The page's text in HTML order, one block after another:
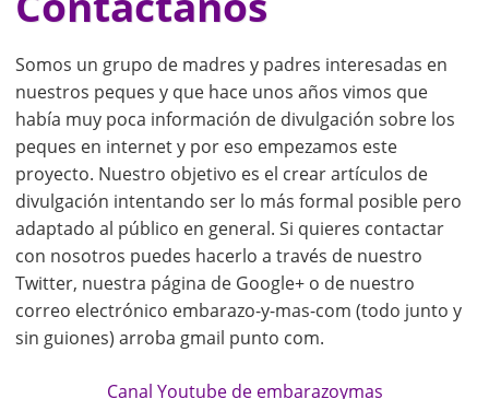
Somos un grupo de madres y padres interesadas en
nuestros peques y que hace unos años vimos que
había muy poca información de divulgación sobre los
peques en internet y por eso empezamos este
proyecto. Nuestro objetivo es el crear artículos de
divulgación intentando ser lo más formal posible pero
adaptado al público en general. Si quieres contactar
con nosotros puedes hacerlo a través de nuestro
Twitter, nuestra página de Google+ o de nuestro
correo electrónico embarazo-y-mas-com (todo junto y
sin guiones) arroba gmail punto com.
Canal Youtube de embarazoymas